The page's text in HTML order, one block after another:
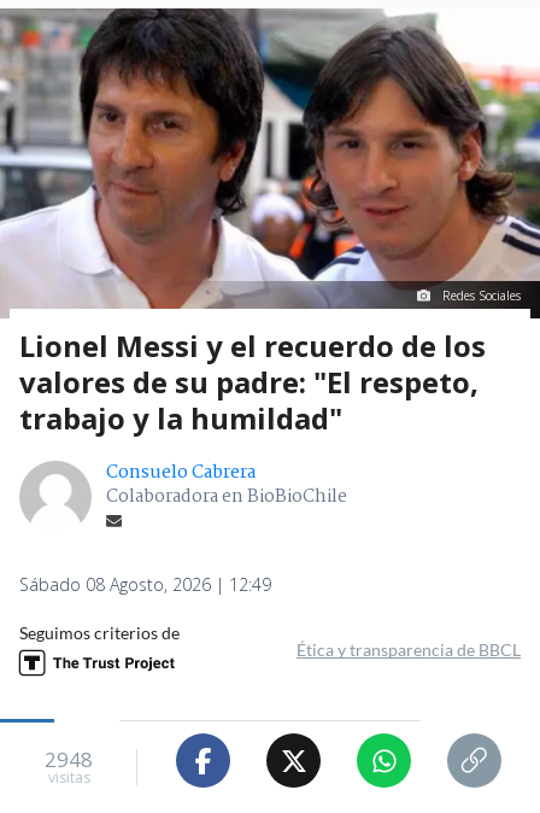
Redes Sociales
Lionel Messi y el recuerdo de los
valores de su padre: "El respeto,
trabajo y la humildad"
Consuelo Cabrera
Colaboradora en BioBioChile
Sábado 08 Agosto, 2026 | 12:49
Seguimos criterios de
Ética y transparencia de BBCL
2948
visitas